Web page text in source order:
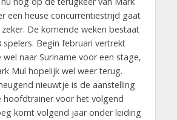
een heuse concurrentiestrijd gaat
De komende weken bestaat
Begin februari vertrekt
wel naar Suriname voor een stage,
Mul hopelijk wel weer terug.
nieuwtje is de aanstelling
hoofdtrainer voor het volgend
komt volgend jaar onder leiding